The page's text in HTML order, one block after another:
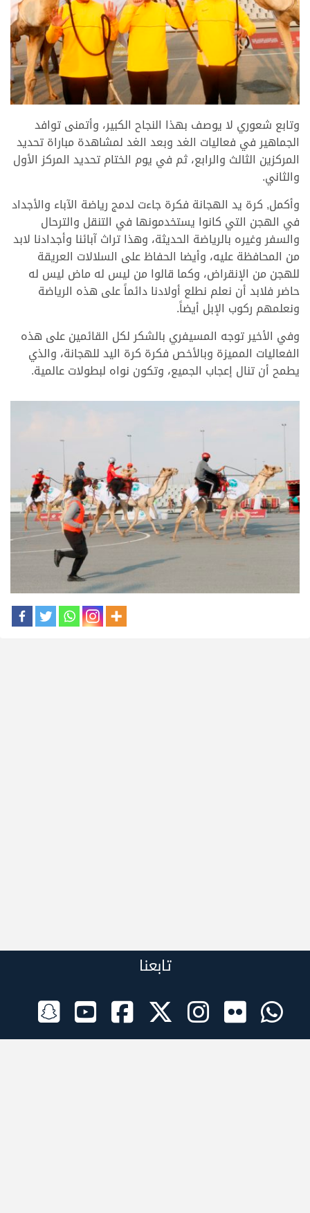
وتابع شعوري لا يوصف بهذا النجاح الكبير، وأتمنى توافد
الجماهير في فعاليات الغد وبعد الغد لمشاهدة مباراة تحديد
المركزين الثالث والرابع، ثم في يوم الختام تحديد المركز الأول
والثاني.
وأكمل, كرة يد الهجانة فكرة جاءت لدمج رياضة الآباء والأجداد
في الهجن التي كانوا يستخدمونها في التنقل والترحال
والسفر وغيره بالرياضة الحديثة، وهذا تراث آبائنا وأجدادنا لابد
من المحافظة عليه، وأيضا الحفاظ على السلالات العريقة
للهجن من الإنقراض، وكما قالوا من ليس له ماض ليس له
حاضر فلابد أن نعلم نطلع أولادنا دائماً على هذه الرياضة
ونعلمهم ركوب الإبل أيضاً.
وفي الأخير توجه المسيفري بالشكر لكل القائمين على هذه
الفعاليات المميزة وبالأخص فكرة كرة اليد للهجانة، والذي
يطمح أن تنال إعجاب الجميع، وتكون نواه لبطولات عالمية.
تابعنا